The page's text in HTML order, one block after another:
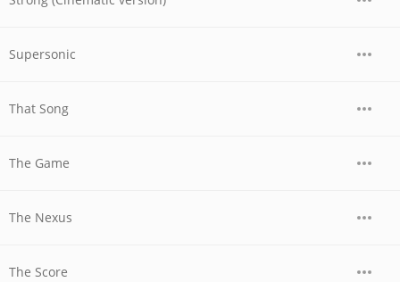
Supersonic
That Song
The Game
The Nexus
The Score